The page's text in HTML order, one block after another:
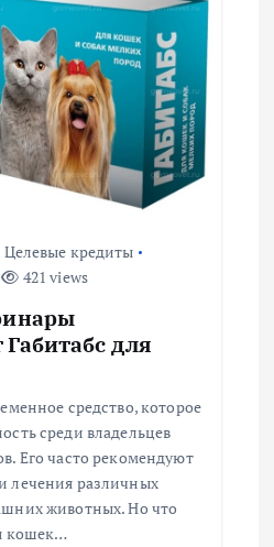
Целевые кредиты
421 views
для
средство, которое
среди владельцев
Его часто рекомендуют
лечения различных
животных. Но что
кошек…